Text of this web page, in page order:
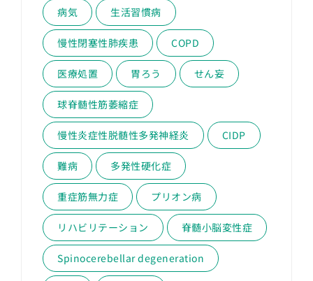
病気 生活習慣病
慢性閉塞性肺疾患 COPD
医療処置 胃ろう せん妄
球脊髄性筋萎縮症
慢性炎症性脱髄性多発神経炎 CIDP
難病 多発性硬化症
重症筋無力症 プリオン病
リハビリテーション 脊髄小脳変性症
Spinocerebellar degeneration